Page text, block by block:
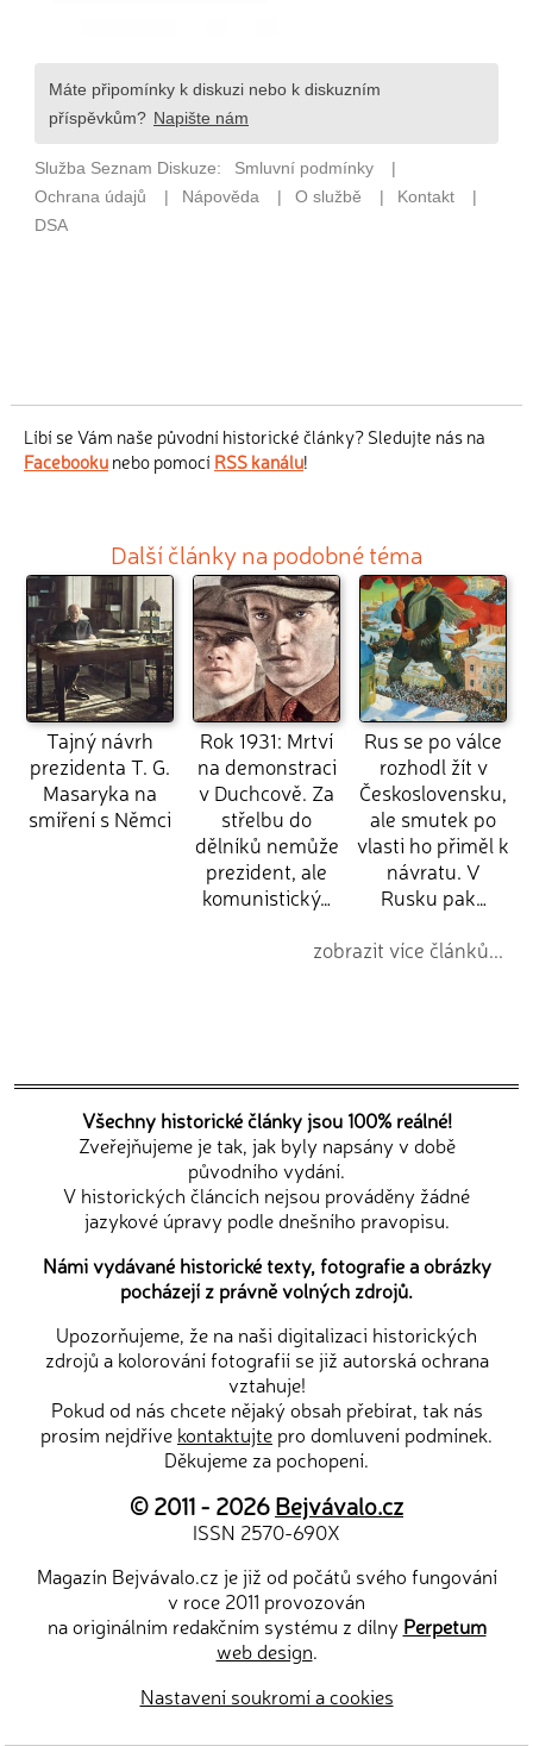
Líbí se Vám naše původní historické články? Sledujte nás na
Facebookunebo pomocí RSS kanálu!
Další články na podobné téma
Tajný návrh
prezidenta T. G.
Masaryka na
smíření s Němci
Rok 1931: Mrtví
na demonstraci
v Duchcově. Za
střelbu do
dělníků nemůže
prezident, ale
komunistický…
Rus se po válce
rozhodl žít v
Československu,
ale smutek po
vlasti ho přiměl k
návratu. V
Rusku pak…
zobrazit více článků...
Všechny historické články jsou 100% reálné!
Zveřejňujeme je tak, jak byly napsány v době
původního vydání.
V historických článcích nejsou prováděny žádné
jazykové úpravy podle dnešního pravopisu.
Námi vydávané historické texty, fotografie a obrázky
pocházejí z právně volných zdrojů.
Upozorňujeme, že na naši digitalizaci historických
zdrojů a kolorování fotografií se již autorská ochrana
vztahuje!
Pokud od nás chcete nějaký obsah přebírat, tak nás
prosím nejdříve kontaktujte pro domluvení podmínek.
Děkujeme za pochopení.
© 2011 - 2026Bejvávalo.cz
ISSN 2570-690X
Magazín Bejvávalo.cz je již od počátů svého fungování
v roce 2011 provozován
na originálním redakčním systému z dílny Perpetum
web design.
Nastavení soukromí a cookies